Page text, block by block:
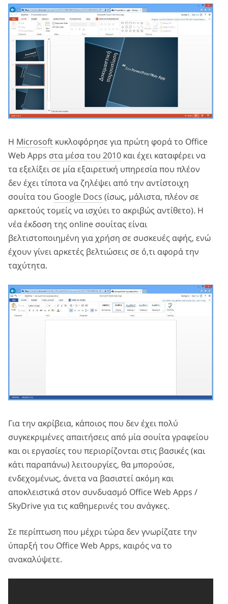
Η Microsoft κυκλοφόρησε για πρώτη φορά το Office
Web Apps στα μέσα του 2010 και έχει καταφέρει να
τα εξελίξει σε μία εξαιρετική υπηρεσία που πλέον
δεν έχει τίποτα να ζηλέψει από την αντίστοιχη
σουίτα του Google Docs (ίσως, μάλιστα, πλέον σε
αρκετούς τομείς να ισχύει το ακριβώς αντίθετο). Η
νέα έκδοση της online σουίτας είναι
βελτιστοποιημένη για χρήση σε συσκευές αφής, ενώ
έχουν γίνει αρκετές βελτιώσεις σε ό,τι αφορά την
ταχύτητα.
Για την ακρίβεια, κάποιος που δεν έχει πολύ
συγκεκριμένες απαιτήσεις από μία σουίτα γραφείου
και οι εργασίες του περιορίζονται στις βασικές (και
κάτι παραπάνω) λειτουργίες, θα μπορούσε,
ενδεχομένως, άνετα να βασιστεί ακόμη και
αποκλειστικά στον συνδυασμό Office Web Apps /
SkyDrive για τις καθημερινές του ανάγκες.
Σε περίπτωση που μέχρι τώρα δεν γνωρίζατε την
ύπαρξή του Office Web Apps, καιρός να το
ανακαλύψετε.